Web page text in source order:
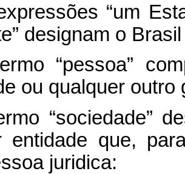
“um
designam o
“pessoa”
ou qualquer outro
“sociedade”
entidade que,
juridica: